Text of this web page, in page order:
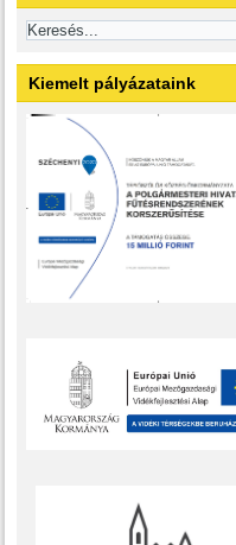
Kiemelt pályázataink